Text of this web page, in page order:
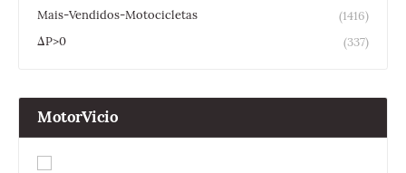
Mais-Vendidos-Motocicletas
(1416)
ΔP>0
(337)
MotorVicio